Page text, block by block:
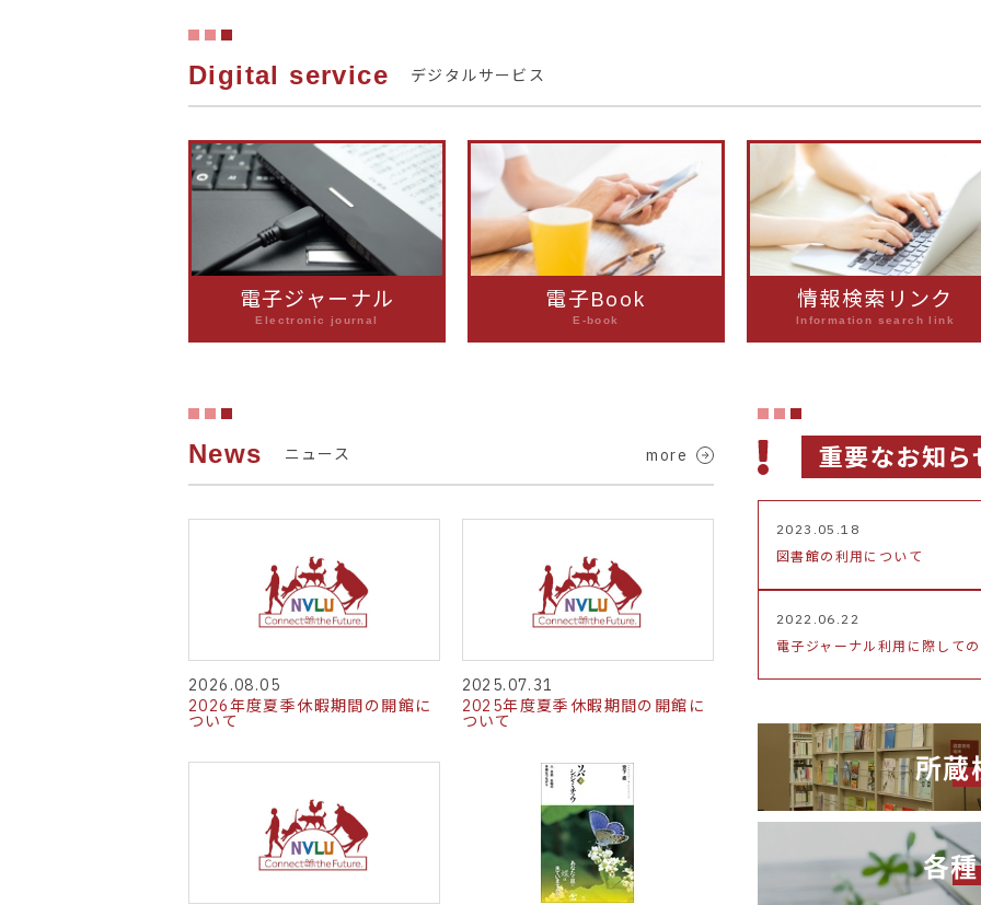
Digital service デジタルサービス
電子ジャーナル
Electronic journal
電子Book
E-book
情報検索リンク
Information search link
News ニュース more
2026.08.05
2026年度夏季休暇期間の開館に
ついて
2025.07.31
2025年度夏季休暇期間の開館に
ついて
重要なお知ら
2023.05.18
図書館の利用について
2022.06.22
電子ジャーナル利用に際して
所蔵
各